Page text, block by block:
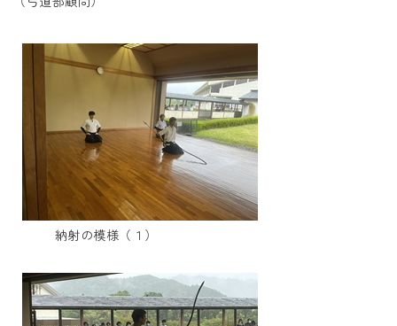
納射の模様（１）